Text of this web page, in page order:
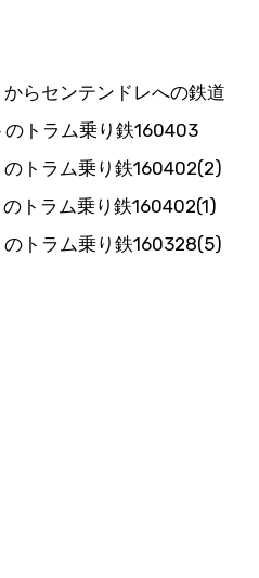
らセンテンドレへの鉄道
のトラム乗り鉄160403
のトラム乗り鉄160402(2)
トラム乗り鉄160402(1)
のトラム乗り鉄160328(5)